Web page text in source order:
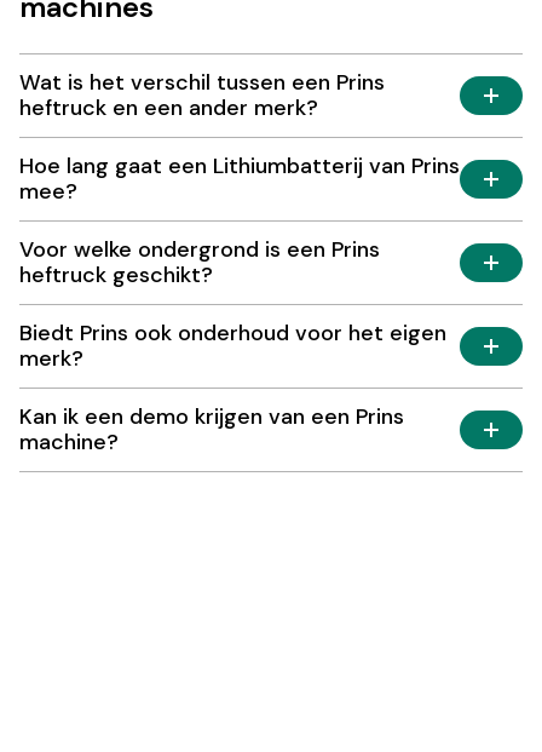
Wat is het verschil tussen een Prins
heftruck en een ander merk?
Hoe lang gaat een Lithiumbatterij van Prins
mee?
Voor welke ondergrond is een Prins
heftruck geschikt?
Biedt Prins ook onderhoud voor het eigen
merk?
Kan ik een demo krijgen van een Prins
machine?